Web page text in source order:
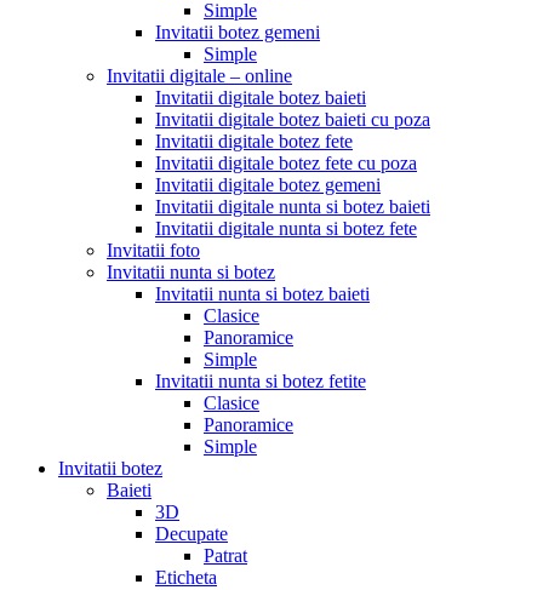
Simple
Invitatii botez gemeni
Simple
Invitatii digitale – online
Invitatii digitale botez baieti
Invitatii digitale botez baieti cu poza
Invitatii digitale botez fete
Invitatii digitale botez fete cu poza
Invitatii digitale botez gemeni
Invitatii digitale nunta si botez baieti
Invitatii digitale nunta si botez fete
Invitatii foto
Invitatii nunta si botez
Invitatii nunta si botez baieti
Clasice
Panoramice
Simple
Invitatii nunta si botez fetite
Clasice
Panoramice
Simple
Invitatii botez
Baieti
3D
Decupate
Patrat
Eticheta